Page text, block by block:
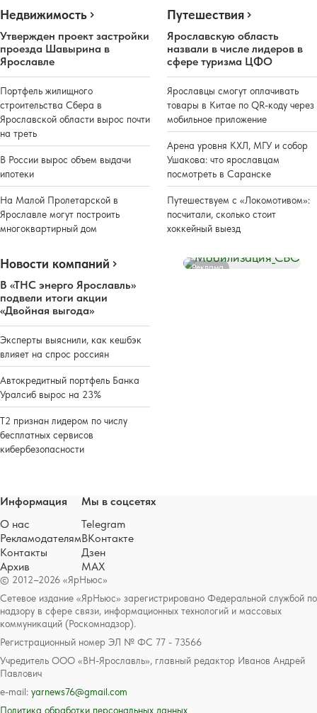
Недвижимость
Утвержден проект застройки
проезда Шавырина в
Ярославле
Портфель жилищного
строительства Сбера в
Ярославской области вырос почти
на треть
В России вырос объем выдачи
ипотеки
На Малой Пролетарской в
Ярославле могут построить
многоквартирный дом
Путешествия
Ярославскую область
назвали в числе лидеров в
сфере туризма ЦФО
Ярославцы смогут оплачивать
товары в Китае по QR-коду через
мобильное приложение
Арена уровня КХЛ, МГУ и собор
Ушакова: что ярославцам
посмотреть в Саранске
Путешествуем с «Локомотивом»:
посчитали, сколько стоит
хоккейный выезд
Новости компаний
В «ТНС энерго Ярославль»
подвели итоги акции
«Двойная выгода»
Эксперты выяснили, как кешбэк
влияет на спрос россиян
Автокредитный портфель Банка
Уралсиб вырос на 23%
Т2 признан лидером по числу
бесплатных сервисов
кибербезопасности
Реклама
© 2012–2026 «ЯрНьюс»
Сетевое издание «ЯрНьюс» зарегистрировано Федеральной службой по
надзору в сфере связи, информационных технологий и массовых
коммуникаций (Роскомнадзор).
Регистрационный номер ЭЛ № ФС 77 - 73566
Учредитель ООО «ВН-Ярославль», главный редактор Иванов Андрей
Павлович
e-mail: yarnews76@gmail.com
Политика обработки персональных данных
Информация
О нас
Рекламодателям
Контакты
Архив
Мы в соцсетях
Telegram
ВКонтакте
Дзен
MAX